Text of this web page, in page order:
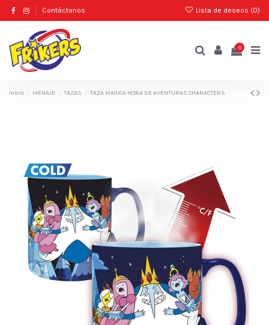
Contáctanos Lista de deseos (0)
0
Inicio MENAJE TAZAS TAZA MAGICA HORA DE AVENTURAS CHARACTERS